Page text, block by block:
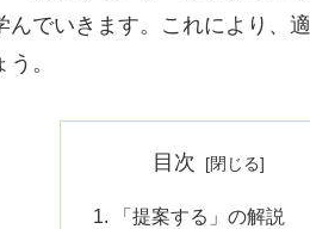
でいきます。これにより、
。
目次
「提案する」の解説